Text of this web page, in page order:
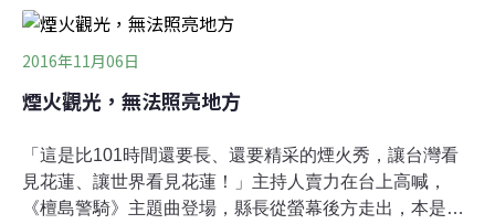
已和1、2個演唱單位討論，研究將小巨蛋低音喇叭擺設方
式重新調整，調離地面減少空氣震動，但他坦言這樣減少
減振工程仍有極限，北市府近日將研究國內外案例，找更
2016年11月06日
煙火觀光，無法照亮地方
「這是比101時間還要長、還要精采的煙火秀，讓台灣看
見花蓮、讓世界看見花蓮！」主持人賣力在台上高喊，
《檀島警騎》主題曲登場，縣長從螢幕後方走出，本是滿